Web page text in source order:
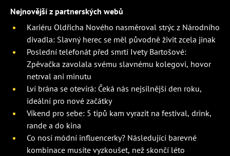
Nejnovější z partnerských webů
Kariéru Oldřicha Nového nasměroval strýc z Národního
divadla: Slavný herec se měl původně živit zcela jinak
Poslední telefonát před smrtí Ivety Bartošové:
Zpěvačka zavolala svému slavnému kolegovi, hovor
netrval ani minutu
Lví brána se otevírá: Čeká nás nejsilnější den roku,
ideální pro nové začátky
Víkend pro sebe: 5 tipů kam vyrazit na festival, drink,
rande a do kina
Co nosí módní influencerky? Následující barevné
kombinace musíte vyzkoušet, než skončí léto